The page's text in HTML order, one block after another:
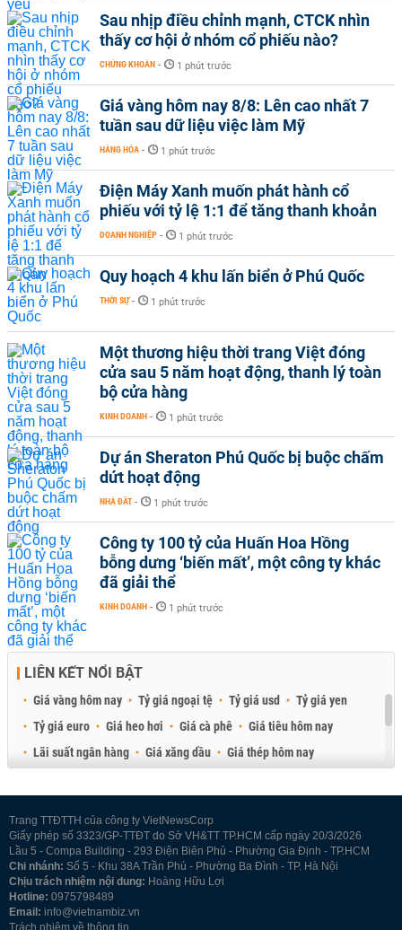
Sau nhịp điều chỉnh mạnh, CTCK nhìn
thấy cơ hội ở nhóm cổ phiếu nào?
CHỨNG KHOÁN - 1 phút trước
Giá vàng hôm nay 8/8: Lên cao nhất 7
tuần sau dữ liệu việc làm Mỹ
HÀNG HÓA - 1 phút trước
Điện Máy Xanh muốn phát hành cổ
phiếu với tỷ lệ 1:1 để tăng thanh khoản
DOANH NGHIỆP - 1 phút trước
Quy hoạch 4 khu lấn biển ở Phú Quốc
THỜI SỰ - 1 phút trước
Một thương hiệu thời trang Việt đóng
cửa sau 5 năm hoạt động, thanh lý toàn
bộ cửa hàng
KINH DOANH - 1 phút trước
Dự án Sheraton Phú Quốc bị buộc chấm
dứt hoạt động
NHÀ ĐẤT - 1 phút trước
Công ty 100 tỷ của Huấn Hoa Hồng
bỗng dưng ‘biến mất’, một công ty khác
đã giải thể
KINH DOANH - 1 phút trước
LIÊN KẾT NỔI BẬT
Giá vàng hôm nay Tỷ giá ngoại tệ Tỷ giá usd
Tỷ giá yen
Tỷ giá euro
Giá heo hơi Giá cà phê
Giá tiêu hôm nay
Lãi suất ngân hàng
Giá xăng dầu
Giá thép hôm nay
Trang TTĐTTH của công ty VietNewsCorp
Giấy phép số 3323/GP-TTĐT do Sở VH&TT TP.HCM cấp ngày 20/3/2026
Lầu 5 - Compa Building - 293 Điện Biên Phủ - Phường Gia Định - TP.HCM
Chi nhánh: Số 5 - Khu 38A Trần Phú - Phường Ba Đình - TP. Hà Nội
Chịu trách nhiệm nội dung: Hoàng Hữu Lợi
Hotline: 0975798489
Email: info@vietnambiz.vn
Trách nhiệm về thông tin